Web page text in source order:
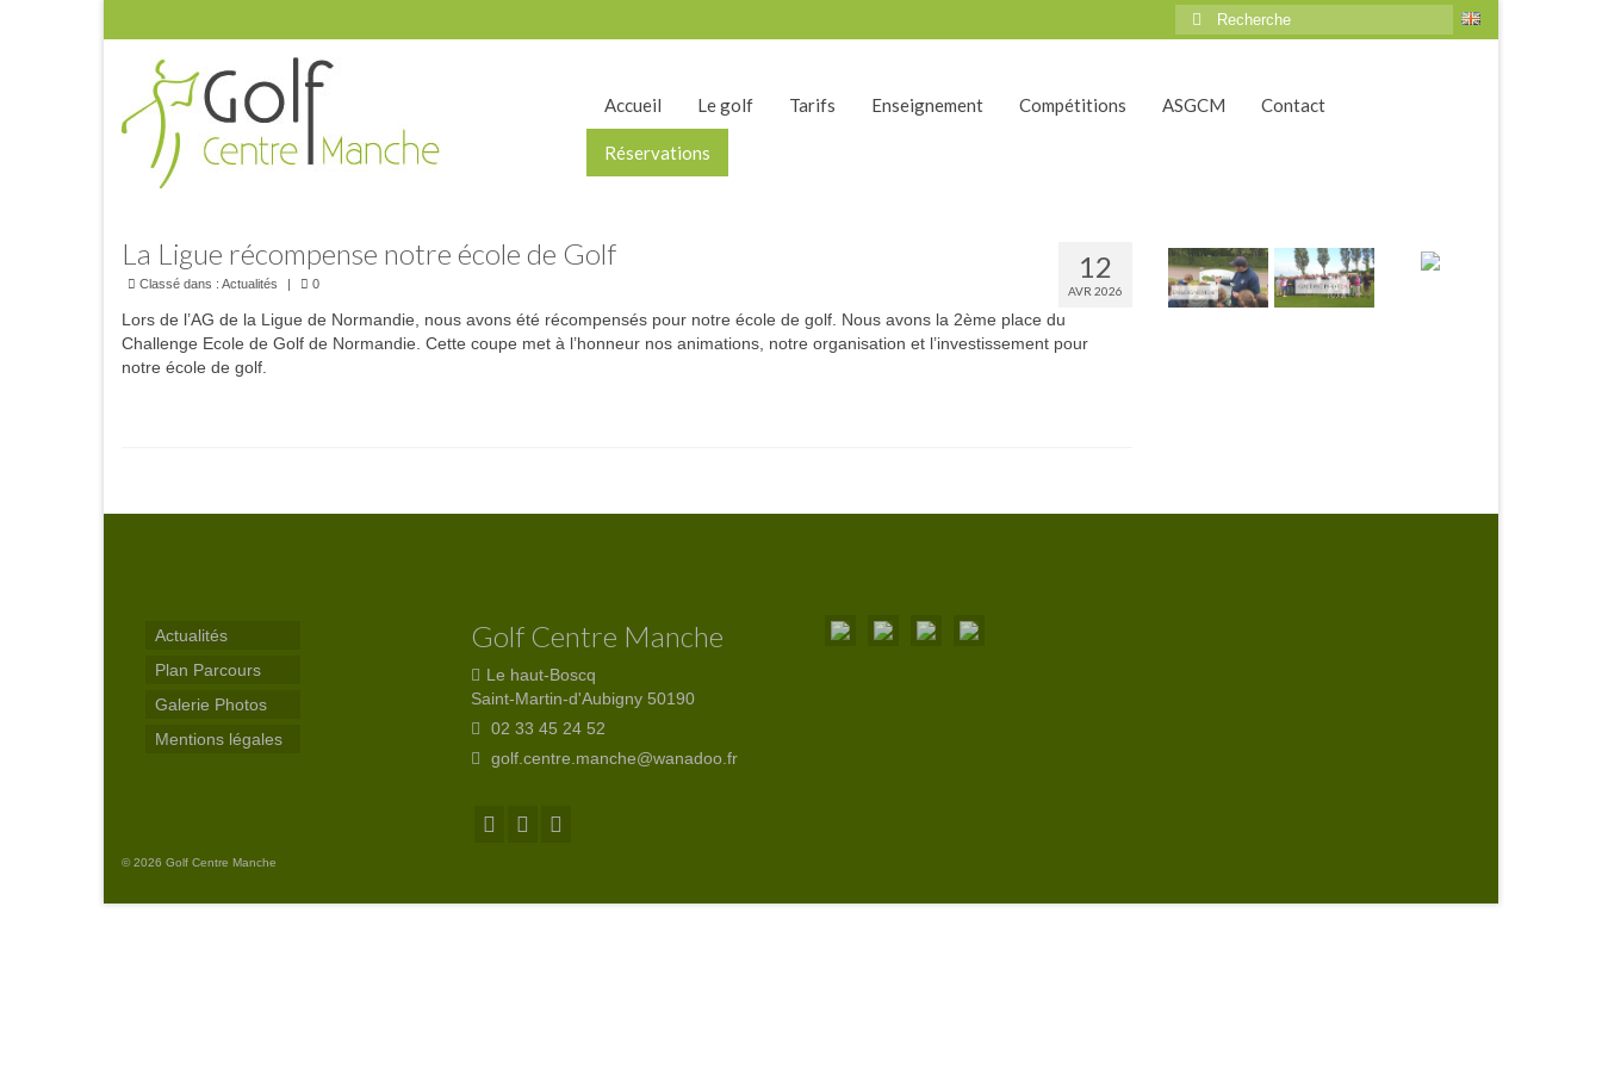
Rechercher
:
Accueil Le golf Tarifs Enseignement Compétitions ASGCM Contact
Réservations
12
AVR 2026
La Ligue récompense notre école de Golf
Classé dans : Actualités | 0
Lors de l’AG de la Ligue de Normandie, nous avons été récompensés pour notre école de golf. Nous avons la 2ème place du
Challenge Ecole de Golf de Normandie. Cette coupe met à l’honneur nos animations, notre organisation et l’investissement pour
notre école de golf.
Actualités
Plan Parcours
Galerie Photos
Mentions légales
Golf Centre Manche
Le haut-Boscq
Saint-Martin-d'Aubigny 50190
02 33 45 24 52
golf.centre.manche@wanadoo.fr
© 2026 Golf Centre Manche